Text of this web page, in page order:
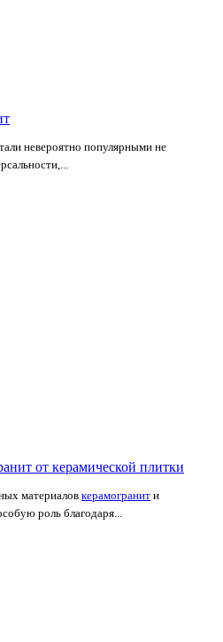
невероятно популярными не
от керамической плитки
материалов керамогранит и
роль благодаря...